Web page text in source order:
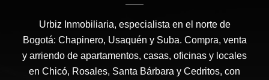
Urbiz Inmobiliaria, especialista en el norte de
Bogotá: Chapinero, Usaquén y Suba. Compra, venta
y arriendo de apartamentos, casas, oficinas y locales
en Chicó, Rosales, Santa Bárbara y Cedritos, con